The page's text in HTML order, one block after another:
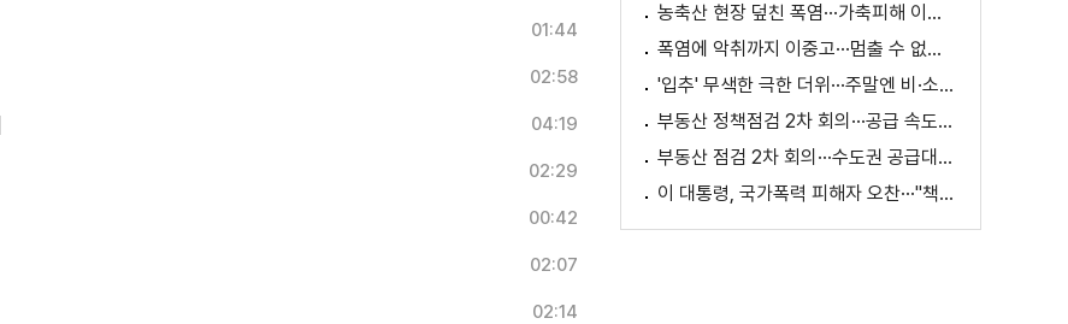
01:44
02:58
04:19
02:29
00:42
02:07
02:14
농축산 현장 덮친 폭염···가축피해 이틀 새 28만 마리↑
폭염에 악취까지 이중고···멈출 수 없는 필수노동
'입추' 무색한 극한 더위···주말엔 비·소나기
부동산 정책점검 2차 회의···공급 속도전 본격화하나
부동산 점검 2차 회의···수도권 공급대책 논의
이 대통령, 국가폭력 피해자 오찬···"책임지고 치유"